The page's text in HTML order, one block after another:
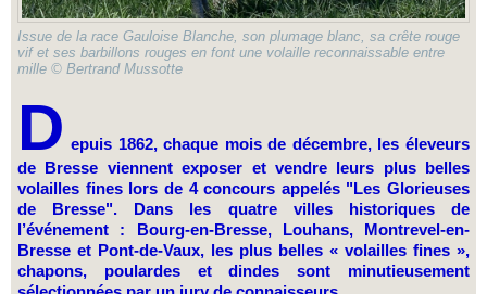
Issue de la race Gauloise Blanche, son plumage blanc, sa crête rouge
vif et ses barbillons rouges en font une volaille reconnaissable entre
mille © Bertrand Mussotte
D epuis 1862, chaque mois de décembre, les éleveurs
de Bresse viennent exposer et vendre leurs plus belles
volailles fines lors de 4 concours appelés "Les Glorieuses
de Bresse". Dans les quatre villes historiques de
l’événement : Bourg-en-Bresse, Louhans, Montrevel-en-
Bresse et Pont-de-Vaux, les plus belles « volailles fines »,
chapons, poulardes et dindes sont minutieusement